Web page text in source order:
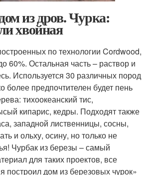
из дров. Чурка:
хвойная
по технологии Cordwood,
60%. Остальная часть – раствор и
Используется 30 различных пород
более предпочтителен будет пень
тихоокеанский тис,
кипарис, кедры. Подходят также
западной лиственницы, сосны,
и ольху, осину, но только не
Чурбак из березы – самый
для таких проектов, все
построил дом из березовых чурок»